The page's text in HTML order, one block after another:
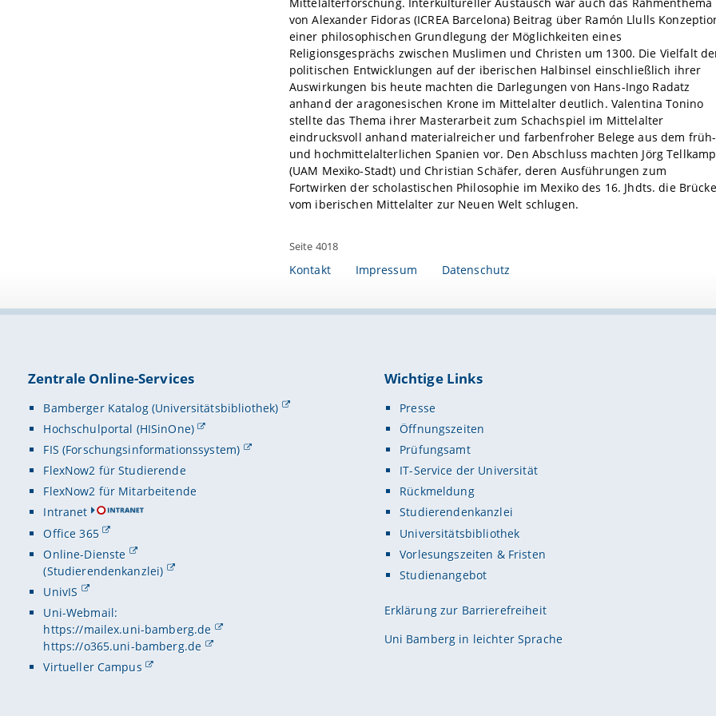
von Alexander Fidoras (ICREA Barcelona) Beitrag über Ramón Llulls
einer philosophischen Grundlegung der Möglichkeiten eines
Religionsgesprächs zwischen Muslimen und Christen um 1300. Die Vielfalt
politischen Entwicklungen auf der iberischen Halbinsel einschließlich ihrer
Auswirkungen bis heute machten die Darlegungen von Hans-Ingo Radatz
anhand der aragonesischen Krone im Mittelalter deutlich. Valentina Tonino
stellte das Thema ihrer Masterarbeit zum Schachspiel im Mittelalter
eindrucksvoll anhand materialreicher und farbenfroher Belege aus dem früh-
und hochmittelalterlichen Spanien vor. Den Abschluss machten Jörg Tellkamp
(UAM Mexiko-Stadt) und Christian Schäfer, deren Ausführungen zum
Fortwirken der scholastischen Philosophie im Mexiko des 16. Jhdts. die Brücke
vom iberischen Mittelalter zur Neuen Welt schlugen.
Seite 4018
Kontakt Impressum Datenschutz
Zentrale Online-Services
Bamberger Katalog (Universitätsbibliothek)
Hochschulportal (HISinOne)
FIS (Forschungsinformationssystem)
FlexNow2 für Studierende
FlexNow2 für Mitarbeitende
Intranet
Office 365
Online-Dienste
(Studierendenkanzlei)
UnivIS
Uni-Webmail:
https://mailex.uni-bamberg.de
https://o365.uni-bamberg.de
Virtueller Campus
Wichtige Links
Presse
Öffnungszeiten
Prüfungsamt
IT-Service der Universität
Rückmeldung
Studierendenkanzlei
Universitätsbibliothek
Vorlesungszeiten & Fristen
Studienangebot
Erklärung zur Barrierefreiheit
Uni Bamberg in leichter Sprache